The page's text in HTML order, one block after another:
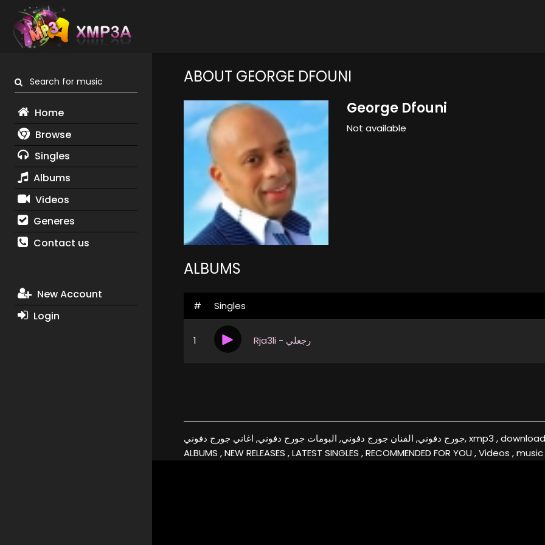
Search for music
Home
Browse
Singles
Albums
Videos
Generes
Contact us
New Account
Login
ABOUT GEORGE DFOUNI
George Dfouni
Not available
ALBUMS
# Singles
1 Rja3li - رجعلي
جورج دفوني, الفنان جورج دفوني, البومات جورج دفوني, اغاني جورج دفوني, xmp3 , download, free, flac, aac, itunes, covers, remixes ,EXCLUSIVE
ALBUMS , NEW RELEASES , LATEST SINGLES , RECOMMENDED FOR YOU , Videos , music